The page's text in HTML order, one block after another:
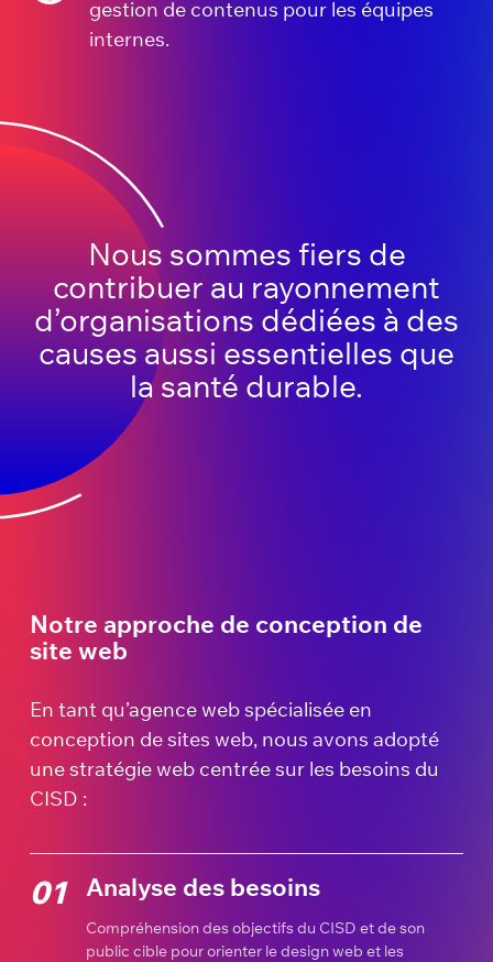
gestion de contenus pour les équipes
internes.
Nous sommes fiers de
contribuer au rayonnement
d’organisations dédiées à des
causes aussi essentielles que
la santé durable.
Notre approche de conception de
site web
En tant qu’agence web spécialisée en
conception de sites web, nous avons adopté
une stratégie web centrée sur les besoins du
CISD :
Analyse des besoins
Compréhension des objectifs du CISD et de son
public cible pour orienter le design web et les
01